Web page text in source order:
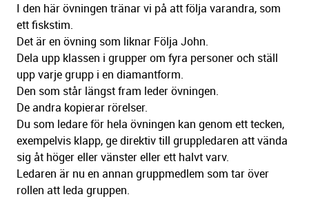
I den här övningen tränar vi på att följa varandra, som
ett fiskstim.
Det är en övning som liknar Följa John.
Dela upp klassen i grupper om fyra personer och ställ
upp varje grupp i en diamantform.
Den som står längst fram leder övningen.
De andra kopierar rörelser.
Du som ledare för hela övningen kan genom ett tecken,
exempelvis klapp, ge direktiv till gruppledaren att vända
sig åt höger eller vänster eller ett halvt varv.
Ledaren är nu en annan gruppmedlem som tar över
rollen att leda gruppen.